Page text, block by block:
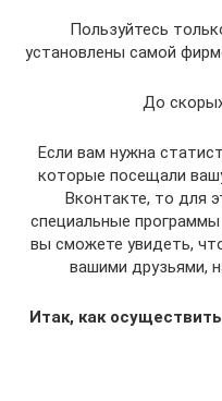
Пользуйтесь
установлены самой
До
Если вам нужна
которые посещали
Вконтакте, то для
специальные
вы сможете увидеть,
вашими друзьями,
Итак, как